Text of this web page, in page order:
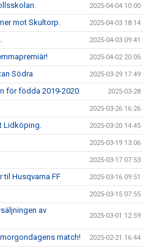
2025-04-04 10:00
mot Skultorp. 2025-04-03 18:14
2025-04-03 09:41
2025-04-02 20:05
Södra 2025-03-29 17:49
för födda 2019-2020. 2025-03-28
2025-03-26 16:26
Lidköping. 2025-03-20 14:45
2025-03-19 13:06
2025-03-17 07:53
til Husqvarna FF 2025-03-16 09:51
2025-03-15 07:55
av
2025-03-01 12:59
match! 2025-02-21 16:44